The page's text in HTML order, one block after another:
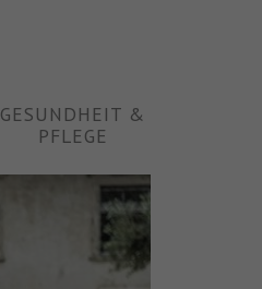
GESUNDHEIT &
PFLEGE